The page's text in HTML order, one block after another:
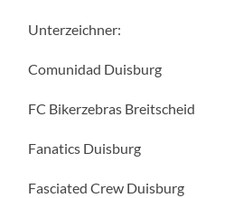
Unterzeichner:
Comunidad Duisburg
FC Bikerzebras Breitscheid
Fanatics Duisburg
Fasciated Crew Duisburg